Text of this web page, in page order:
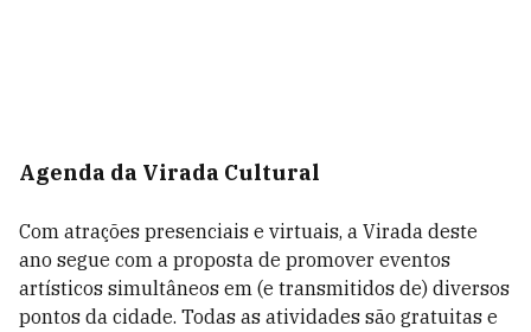
Agenda da Virada Cultural
Com atrações presenciais e virtuais, a Virada deste
ano segue com a proposta de promover eventos
artísticos simultâneos em (e transmitidos de) diversos
pontos da cidade. Todas as atividades são gratuitas e